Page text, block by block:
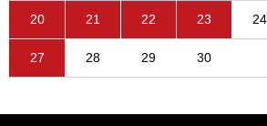
20 21 22 23 24
27 28 29 30